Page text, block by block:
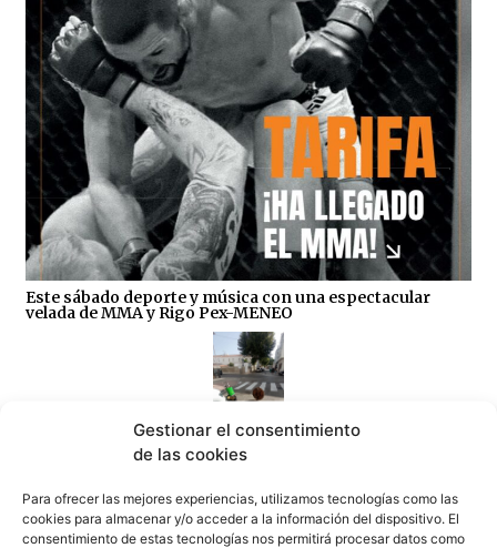
Gestionar el consentimiento
de las cookies
Para ofrecer las mejores experiencias, utilizamos tecnologías como las
cookies para almacenar y/o acceder a la información del dispositivo. El
consentimiento de estas tecnologías nos permitirá procesar datos como
Este sábado deporte y música con una espectacular
velada de MMA y Rigo Pex-MENEO
desinsectación general en Tarifa
06/08/2026